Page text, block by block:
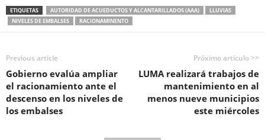
ETIQUETAS AUTORIDAD DE ACUEDUCTOS Y ALCANTARILLADOS (AAA)
LLUVIAS
NIVELES DE EMBALSES
RACIONAMINENTO
Previous article
Gobierno evalúa ampliar
el racionamiento ante el
descenso en los niveles de
los embalses
Próximo artículo >>
LUMA realizará trabajos de
mantenimiento en al
menos nueve municipios
este miércoles